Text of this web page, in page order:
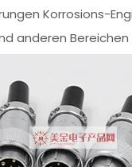
Korrosions-
anderen